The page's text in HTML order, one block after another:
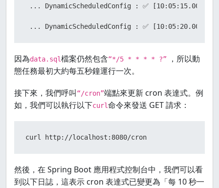
... DynamicScheduledConfig : ✅ [10:05:15.001]
... DynamicScheduledConfig : ✅ [10:05:20.000]
因為data.sql檔案仍然包含“*/5 * * * * ?”
，所以動
態任務最初大約每五秒鐘運行一次。
接下來，我們呼叫“/cron”端點來更新 cron 表達式。例
如，我們可以執行以下curl命令來發送 GET 請求：
curl http://localhost:8080/cron
然後，在 Spring Boot 應用程式控制台中，我們可以看
到以下日誌，這表示 cron 表達式已變更為「每 10 秒一